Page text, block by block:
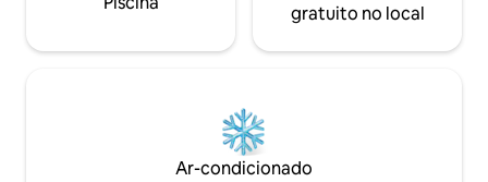
gratuito no local
Ar-condicionado